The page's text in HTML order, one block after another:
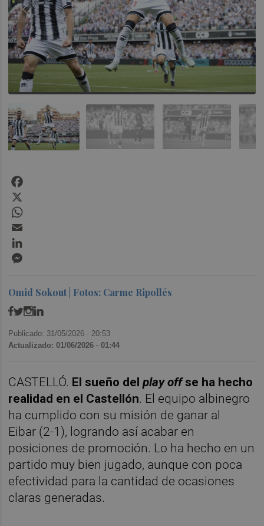
Omid Sokout | Fotos: Carme Ripollés
Publicado: 31/05/2026 · 20:53
Actualizado: 01/06/2026 · 01:44
CASTELLÓ. El sueño delplay offse ha hecho
realidad en el Castellón. El equipo albinegro
ha cumplido con su misión de ganar al
Eibar (2-1), logrando así acabar en
posiciones de promoción. Lo ha hecho en un
partido muy bien jugado, aunque con poca
efectividad para la cantidad de ocasiones
claras generadas.